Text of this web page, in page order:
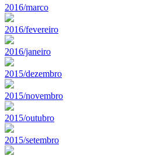
2016/marco
2016/fevereiro
2016/janeiro
2015/dezembro
2015/novembro
2015/outubro
2015/setembro